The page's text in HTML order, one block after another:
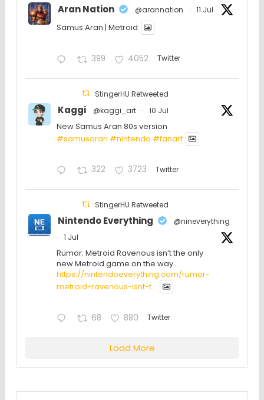
Aran Nation @arannation · 11 Jul
Samus Aran | Metroid
399 4052 Twitter
StingerHU Retweeted
Kaggi @kaggi_art · 10 Jul
New Samus Aran 80s version
#samusaran #nintendo #fanartㅤㅤㅤㅤ
322 3723 Twitter
StingerHU Retweeted
Nintendo Everything
@nineverything
·
1 Jul
Rumor: Metroid Ravenous isn’t the only
new Metroid game on the way
https://nintendoeverything.com/rumor-
metroid-ravenous-isnt-t...
68 880 Twitter
Load More